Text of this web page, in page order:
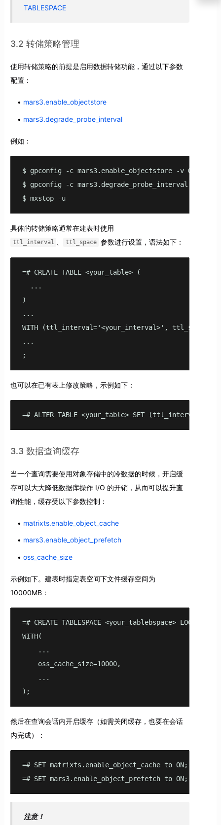
TABLESPACE
3.2 转储策略管理
使用转储策略的前提是启用数据转储功能，通过以下参数
配置：
mars3.enable_objectstore
mars3.degrade_probe_interval
例如：
$ gpconfig -c mars3.enable_objectstore -v ON --
$ gpconfig -c mars3.degrade_probe_interval -v
$ mxstop -u
具体的转储策略通常在建表时使用
ttl_interval ttl_space 参数进行设置，语法如下：
=# CREATE TABLE <your_table> (
  ...
)
...
WITH (ttl_interval='<your_interval>',
...
;
也可以在已有表上修改策略，示例如下：
=# ALTER TABLE <your_table> SET
3.3 数据查询缓存
当一个查询需要使用对象存储中的冷数据的时候，开启缓
存可以大大降低数据库操作 I/O 的开销，从而可以提升查
询性能，缓存受以下参数控制：
matrixts.enable_object_cache
mars3.enable_object_prefetch
oss_cache_size
示例如下。建表时指定表空间下文件缓存空间为
10000MB：
=# CREATE TABLESPACE <your_tablebspace>
WITH(
    ...
    oss_cache_size=10000,
    ...
);
然后在查询会话内开启缓存（如需关闭缓存，也要在会话
内完成）：
=# SET matrixts.enable_object_cache to ON;
=# SET mars3.enable_object_prefetch to ON;
注意！